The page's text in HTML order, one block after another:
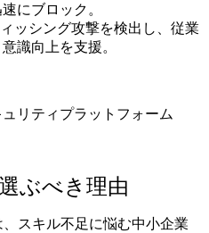
にブロック。
ィッシング攻撃を検出し、従業
識向上を支援。
リティプラットフォーム
ぶべき理由
スキル不足に悩む中小企業